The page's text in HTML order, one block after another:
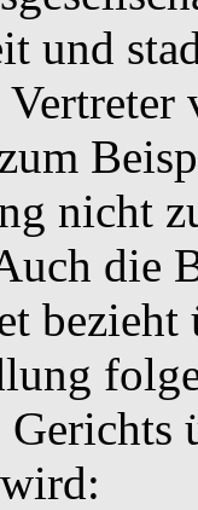
und
nicht
die
bezieht